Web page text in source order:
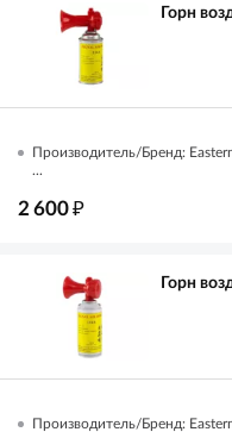
Горн
Производитель/Бренд:
...
2 600₽
Горн
Производитель/Бренд: